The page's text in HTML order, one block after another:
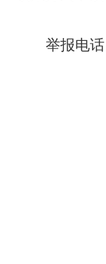
举报电话